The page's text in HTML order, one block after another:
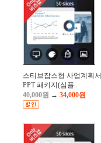
스티브잡스형 사업계획서
PPT 패키지(심플..
40,000원 → 34,000원